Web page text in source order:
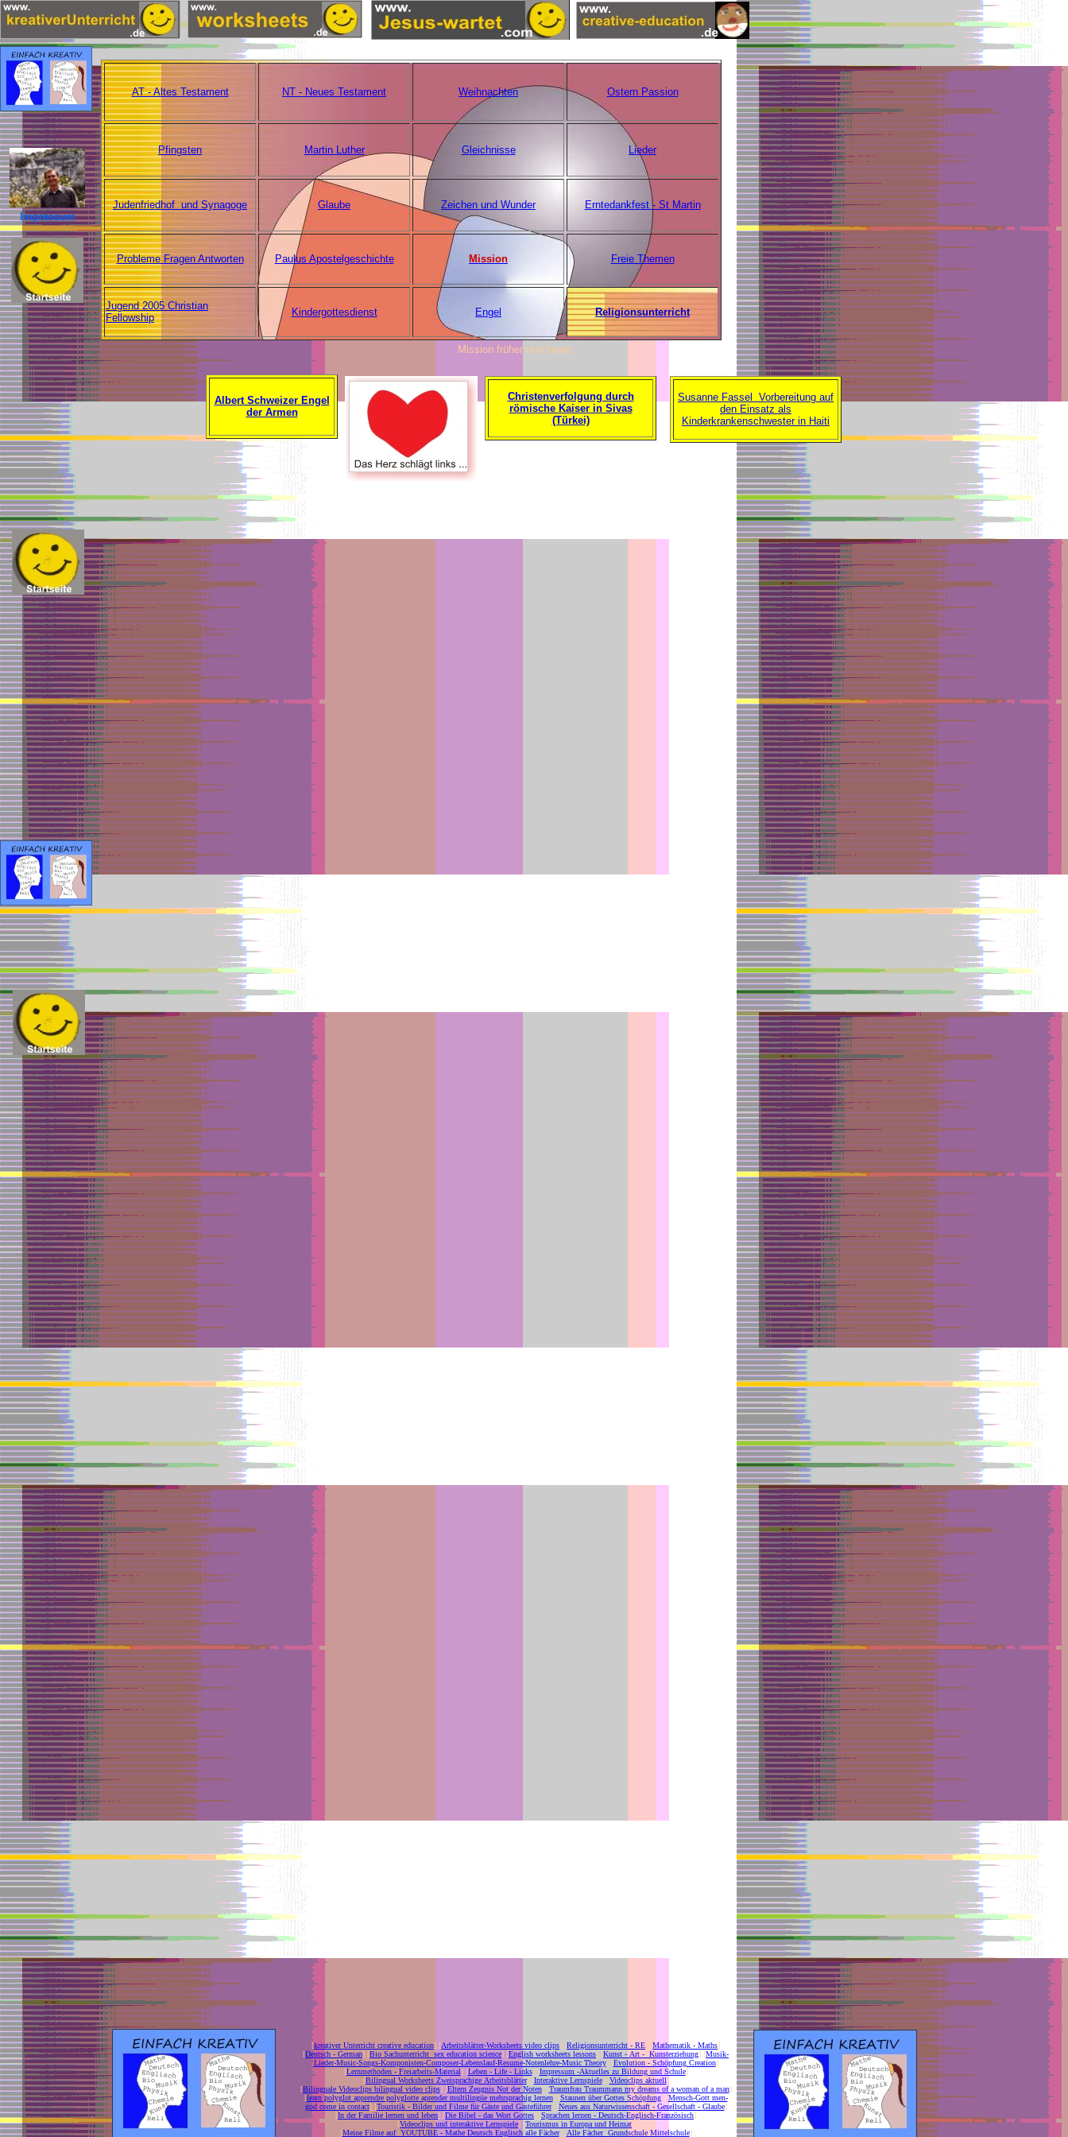
Impressum
AT - Altes Testament NT - Neues Testament Weihnachten Ostern Passion
Pfingsten Martin Luther Gleichnisse Lieder
Judenfriedhof und Synagoge Glaube Zeichen und Wunder Erntedankfest - St Martin
Probleme Fragen Antworten Paulus Apostelgeschichte Mission Freie Themen
Jugend 2005 Christian
Fellowship
Kindergottesdienst Engel Religionsunterricht
Mission früher und heute
Albert Schweizer Engel
der Armen
Christenverfolgung durch
römische Kaiser in Sivas
(Türkei)
Susanne Fassel Vorbereitung auf
den Einsatz als
Kinderkrankenschwester in Haiti
[kreativer Unterricht creative education] [Arbeitsblätter-Worksheets video clips] [Religionsunterricht - RE] [Mathematik - Maths]
[Deutsch - German] [Bio Sachunterricht sex education science] [English worksheets lessons] [Kunst - Art - Kunsterziehung] [Musik-
Lieder-Music-Songs-Komponisten-Composer-Lebenslauf-Resume-Notenlehre-Music Theory] [Evolution - Schöpfung Creation]
[Lernmethoden - Freiarbeits-Material] [Leben - Life - Links] [Impressum -Aktuelles zu Bildung und Schule]
[Bilingual Worksheets Zweisprachige Arbeitsblätter] [Interaktive Lernspiele] [Videoclips aktuell]
[Bilinguale Videoclips bilingual video clips] [Eltern Zeugnis Not der Noten] [Traumfrau Traummann my dreams of a woman of a man]
[learn polyglot apprendre polyglotte aprender multilingüe mehrsprachig lernen] [Staunen über Gottes Schöpfung] [Mensch-Gott men-
god come in contact] [Touristik - Bilder und Filme für Gäste und Gästeführer] [Neues aus Naturwissenschaft - Gesellschaft - Glaube]
[In der Familie lernen und leben] [Die Bibel - das Wort Gottes] [Sprachen lernen - Deutsch-Englisch-Französisch]
[Videoclips und interaktive Lernspiele] [Tourismus in Europa und Heimat]
[Meine Filme auf YOUTUBE - Mathe Deutsch Englisch alle Fächer] [Alle Fächer Grundschule Mittelschule]